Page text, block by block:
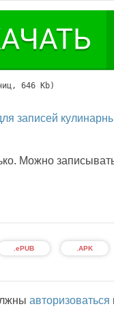
646 Kb)
записей
Можно
.APK
.ePUB
авторизоваться